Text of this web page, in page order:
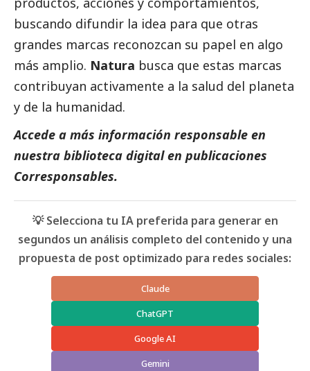
buscando difundir la idea para que otras
grandes marcas reconozcan su papel en algo
más amplio. Natura busca que estas marcas
contribuyan activamente a la salud del planeta
y de la humanidad.
Accede a más información responsable en
nuestra biblioteca digital en publicaciones
Corresponsables.
💡 Selecciona tu IA preferida para generar en
segundos un análisis completo del contenido y una
propuesta de post optimizado para redes sociales:
Claude
ChatGPT
Google AI
Gemini